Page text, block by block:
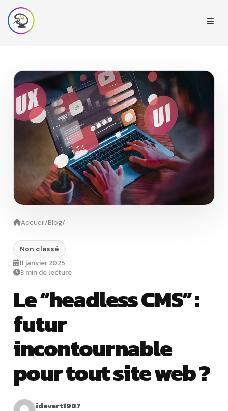
Accueil/Blog/
Non classé
11 janvier 2025
3 min de lecture
Le “headless CMS” :
futur
incontournable
pour tout site web ?
idevart1987